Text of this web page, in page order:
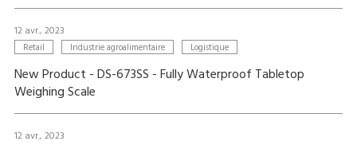
12 avr., 2023
Retail Industrie agroalimentaire Logistique
New Product - DS-673SS - Fully Waterproof Tabletop
Weighing Scale
12 avr., 2023